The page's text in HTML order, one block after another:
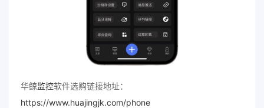
华鲸监控软件选购链接地址：
https://www.huajingjk.com/phone